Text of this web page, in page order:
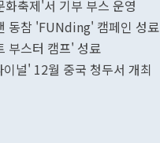
축제'서 기부 부스 운영
동참 'FUNding' 캠페인 성료
부스터 캠프' 성료
널' 12월 중국 청두서 개최